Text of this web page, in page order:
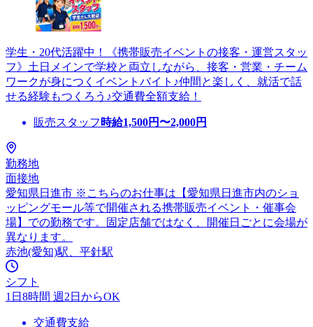
学生・20代活躍中！《携帯販売イベントの接客・運営スタッ
フ》土日メインで学校と両立しながら、接客・営業・チーム
ワークが身につくイベントバイト♪仲間と楽しく、就活で話
せる経験もつくろう♪交通費全額支給！
販売スタッフ 時給1,500円〜2,000円
勤務地
面接地
愛知県日進市 ※こちらのお仕事は【愛知県日進市内のショ
ッピングモール等で開催される携帯販売イベント・催事会
場】での勤務です。固定店舗ではなく、開催日ごとに会場が
異なります。
赤池(愛知)駅、平針駅
シフト
1日8時間 週2日からOK
交通費支給